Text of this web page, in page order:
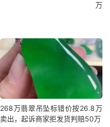
万
268万翡翠吊坠标错价按26.8万
卖出，起诉商家拒发货判赔50万